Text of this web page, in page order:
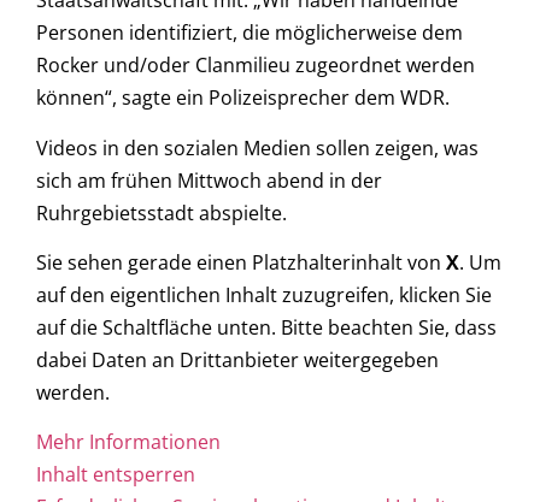
Personen identifiziert, die möglicherweise dem
Rocker und/oder Clanmilieu zugeordnet werden
können“, sagte ein Polizeisprecher dem WDR.
Videos in den sozialen Medien sollen zeigen, was
sich am frühen Mittwoch abend in der
Ruhrgebietsstadt abspielte.
Sie sehen gerade einen Platzhalterinhalt von X. Um
auf den eigentlichen Inhalt zuzugreifen, klicken Sie
auf die Schaltfläche unten. Bitte beachten Sie, dass
dabei Daten an Drittanbieter weitergegeben
werden.
Mehr Informationen
Inhalt entsperren